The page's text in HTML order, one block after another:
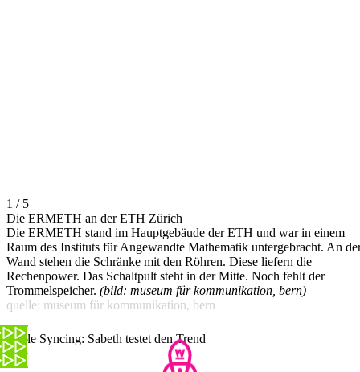
1 / 5
Die ERMETH an der ETH Zürich
Die ERMETH stand im Hauptgebäude der ETH und war in einem
Raum des Instituts für Angewandte Mathematik untergebracht. An
Wand stehen die Schränke mit den Röhren. Diese liefern die
Rechenpower. Das Schaltpult steht in der Mitte. Noch fehlt der
Trommelspeicher. (bild: museum für kommunikation, bern)
quelle: museum für kommunikation, bern
Cycle Syncing: Sabeth testet den Trend